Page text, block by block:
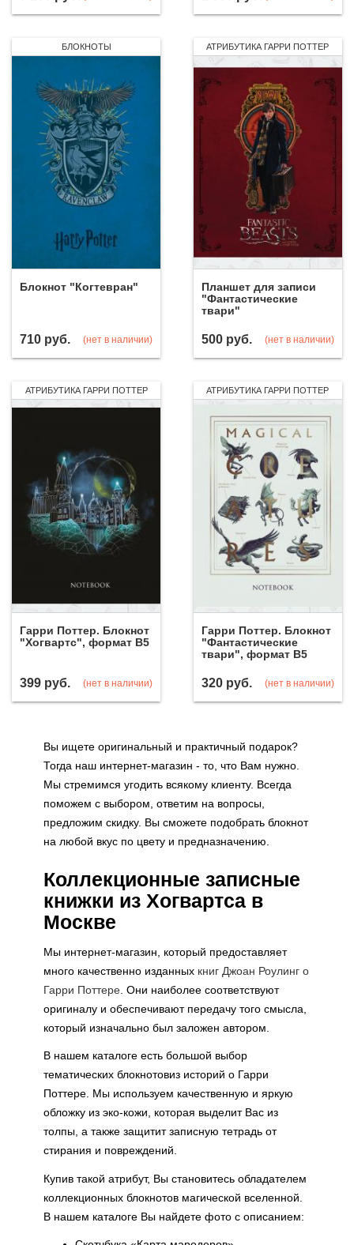
БЛОКНОТЫ
Блокнот "Когтевран"
710 руб. (нет в наличии)
АТРИБУТИКА ГАРРИ ПОТТЕР
Планшет для записи
"Фантастические
твари"
500 руб. (нет в наличии)
АТРИБУТИКА ГАРРИ ПОТТЕР
Гарри Поттер. Блокнот
"Хогвартс", формат В5
399 руб. (нет в наличии)
АТРИБУТИКА ГАРРИ ПОТТЕР
Гарри Поттер. Блокнот
"Фантастические
твари", формат B5
320 руб. (нет в наличии)
Вы ищете оригинальный и практичный подарок?
Тогда наш интернет-магазин - то, что Вам нужно.
Мы стремимся угодить всякому клиенту. Всегда
поможем с выбором, ответим на вопросы,
предложим скидку. Вы сможете подобрать блокнот
на любой вкус по цвету и предназначению.
Коллекционные записные
книжки из Хогвартса в
Москве
Мы интернет-магазин, который предоставляет
много качественно изданных книг Джоан Роулинг о
Гарри Поттере . Они наиболее соответствуют
оригиналу и обеспечивают передачу того смысла,
который изначально был заложен автором.
В нашем каталоге есть большой выбор
тематических блокнотовиз историй о Гарри
Поттере. Мы используем качественную и яркую
обложку из эко-кожи, которая выделит Вас из
толпы, а также защитит записную тетрадь от
стирания и повреждений.
Купив такой атрибут, Вы становитесь обладателем
коллекционных блокнотов магической вселенной.
В нашем каталоге Вы найдете фото с описанием: